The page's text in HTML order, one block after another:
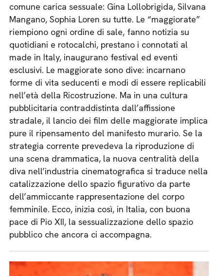
comune carica sessuale: Gina Lollobrigida, Silvana
Mangano, Sophia Loren su tutte. Le “maggiorate”
riempiono ogni ordine di sale, fanno notizia su
quotidiani e rotocalchi, prestano i connotati al
made in Italy, inaugurano festival ed eventi
esclusivi. Le maggiorate sono dive: incarnano
forme di vita seducenti e modi di essere replicabili
nell’età della Ricostruzione. Ma in una cultura
pubblicitaria contraddistinta dall’affissione
stradale, il lancio dei film delle maggiorate implica
pure il ripensamento del manifesto murario. Se la
strategia corrente prevedeva la riproduzione di
una scena drammatica, la nuova centralità della
diva nell’industria cinematografica si traduce nella
catalizzazione dello spazio figurativo da parte
dell’ammiccante rappresentazione del corpo
femminile. Ecco, inizia così, in Italia, con buona
pace di Pio XII, la sessualizzazione dello spazio
pubblico che ancora ci accompagna.